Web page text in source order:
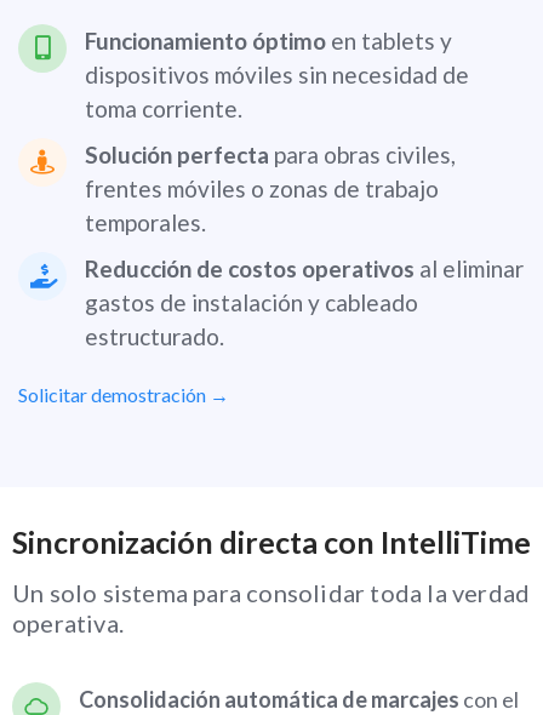
Funcionamiento óptimo en tablets y
dispositivos móviles sin necesidad de
toma corriente.
Solución perfecta para obras civiles,
frentes móviles o zonas de trabajo
temporales.
Reducción de costos operativos al eliminar
gastos de instalación y cableado
estructurado.
Solicitar demostración →
Sincronización directa con IntelliTime
Un solo sistema para consolidar toda la verdad
operativa.
Consolidación automática de marcajes con el